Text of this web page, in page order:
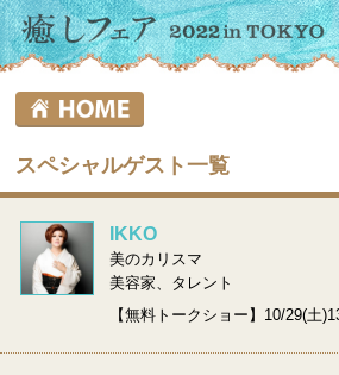
スペシャルゲスト一覧
IKKO
美のカリスマ
美容家、タレント
【無料トークショー】10/29(土